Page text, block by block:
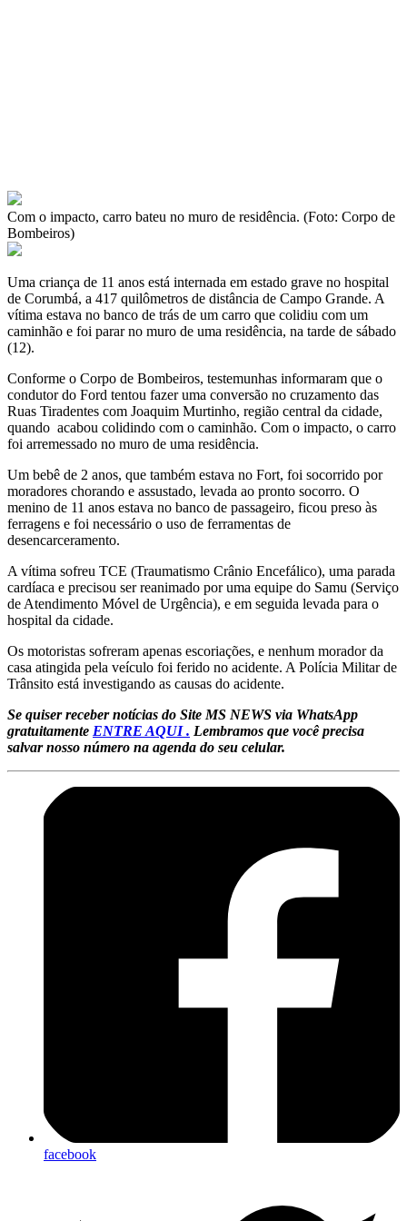
Com o impacto, carro bateu no muro de residência. (Foto: Corpo de
Bombeiros)
Uma criança de 11 anos está internada em estado grave no hospital
de Corumbá, a 417 quilômetros de distância de Campo Grande. A
vítima estava no banco de trás de um carro que colidiu com um
caminhão e foi parar no muro de uma residência, na tarde de sábado
(12).
Conforme o Corpo de Bombeiros, testemunhas informaram que o
condutor do Ford tentou fazer uma conversão no cruzamento das
Ruas Tiradentes com Joaquim Murtinho, região central da cidade,
quando acabou colidindo com o caminhão. Com o impacto, o carro
foi arremessado no muro de uma residência.
Um bebê de 2 anos, que também estava no Fort, foi socorrido por
moradores chorando e assustado, levada ao pronto socorro. O
menino de 11 anos estava no banco de passageiro, ficou preso às
ferragens e foi necessário o uso de ferramentas de
desencarceramento.
A vítima sofreu TCE (Traumatismo Crânio Encefálico), uma parada
cardíaca e precisou ser reanimado por uma equipe do Samu (Serviço
de Atendimento Móvel de Urgência), e em seguida levada para o
hospital da cidade.
Os motoristas sofreram apenas escoriações, e nenhum morador da
casa atingida pela veículo foi ferido no acidente. A Polícia Militar de
Trânsito está investigando as causas do acidente.
Se quiser receber notícias do Site MS NEWS via WhatsApp
gratuitamente ENTRE AQUI . Lembramos que você precisa
salvar nosso número na agenda do seu celular.
facebook